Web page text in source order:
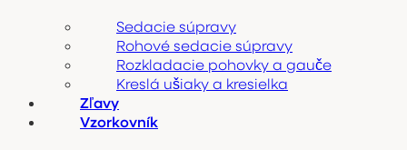
Sedacie súpravy
Rohové sedacie súpravy
Rozkladacie pohovky a gauče
Kreslá ušiaky a kresielka
Zľavy
Vzorkovník